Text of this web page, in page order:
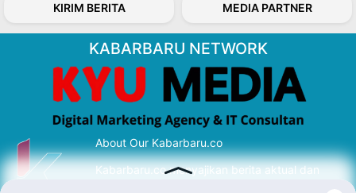
KIRIM BERITA MEDIA PARTNER
KABARBARU NETWORK
About Our Kabarbaru.co
Kabarbaru.co menyajikan berita aktual dan